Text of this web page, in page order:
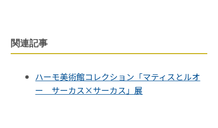
関連記事
ハーモ美術館コレクション「マティスとルオ
ー サーカス×サーカス」展